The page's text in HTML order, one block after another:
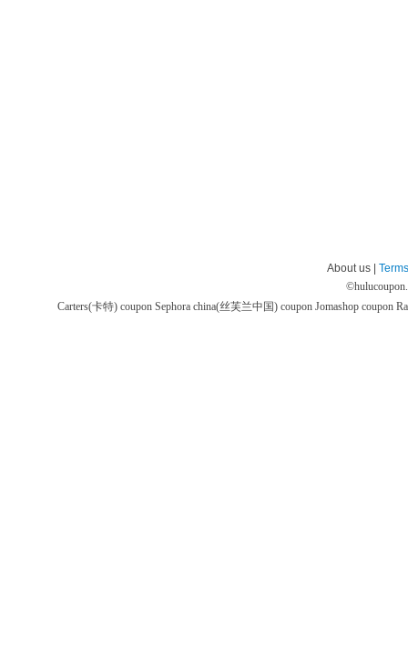
About us |
©
Carters(卡特) coupon Sephora china(丝芙兰中国) coupon Jomashop coupon